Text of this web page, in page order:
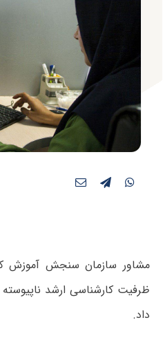
مشاور سازمان سنجش آموزش
داد.